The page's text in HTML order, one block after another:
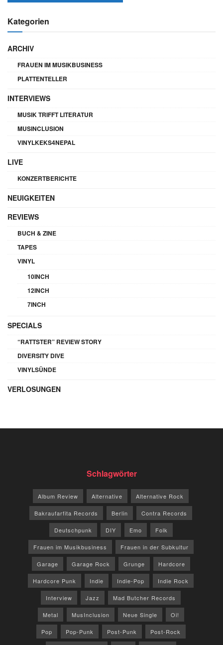
Kategorien
ARCHIV
FRAUEN IM MUSIKBUSINESS
PLATTENTELLER
INTERVIEWS
MUSIK TRIFFT LITERATUR
MUSINCLUSION
VINYLKEKS4NEPAL
LIVE
KONZERTBERICHTE
NEUIGKEITEN
REVIEWS
BUCH & ZINE
TAPES
VINYL
10INCH
12INCH
7INCH
SPECIALS
“RATTSTER” REVIEW STORY
DIVERSITY DIVE
VINYLSÜNDE
VERLOSUNGEN
Schlagwörter
Album Review Alternative Alternative Rock
Bakraufarfita Records Berlin Contra Records
Deutschpunk DIY Emo Folk
Frauen im Musikbusiness Frauen in der Subkultur
Garage Garage Rock Grunge Hardcore
Hardcore Punk Indie Indie-Pop Indie Rock
Interview Jazz Mad Butcher Records
Metal MusInclusion Neue Single Oi!
Pop Pop-Punk Post-Punk Post-Rock